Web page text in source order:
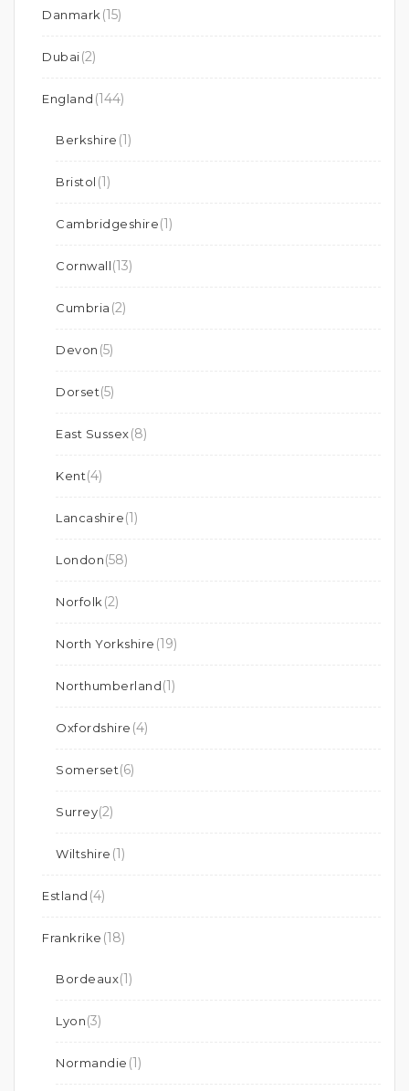
Danmark (15)
Dubai(2)
England (144)
Berkshire (1)
Bristol (1)
Cambridgeshire(1)
Cornwall(13)
Cumbria (2)
Devon (5)
Dorset(5)
East Sussex(8)
Kent(4)
Lancashire(1)
London(58)
Norfolk (2)
North Yorkshire (19)
Northumberland(1)
Oxfordshire (4)
Somerset(6)
Surrey(2)
Wiltshire (1)
Estland (4)
Frankrike (18)
Bordeaux(1)
Lyon(3)
Normandie (1)